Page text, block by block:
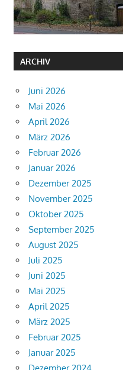
ARCHIV
Juni 2026
Mai 2026
April 2026
März 2026
Februar 2026
Januar 2026
Dezember 2025
November 2025
Oktober 2025
September 2025
August 2025
Juli 2025
Juni 2025
Mai 2025
April 2025
März 2025
Februar 2025
Januar 2025